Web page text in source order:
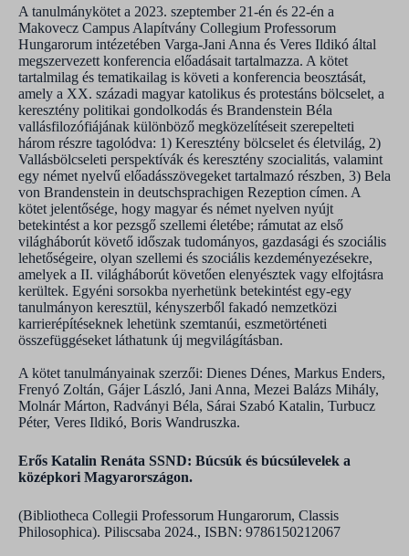
A tanulmánykötet a 2023. szeptember 21-én és 22-én a
Makovecz Campus Alapítvány Collegium Professorum
Hungarorum intézetében Varga-Jani Anna és Veres Ildikó által
megszervezett konferencia előadásait tartalmazza. A kötet
tartalmilag és tematikailag is követi a konferencia beosztását,
amely a XX. századi magyar katolikus és protestáns bölcselet, a
keresztény politikai gondolkodás és Brandenstein Béla
vallásfilozófiájának különböző megközelítéseit szerepelteti
három részre tagolódva: 1) Keresztény bölcselet és életvilág, 2)
Vallásbölcseleti perspektívák és keresztény szocialitás, valamint
egy német nyelvű előadásszövegeket tartalmazó részben, 3) Bela
von Brandenstein in deutschsprachigen Rezeption címen. A
kötet jelentősége, hogy magyar és német nyelven nyújt
betekintést a kor pezsgő szellemi életébe; rámutat az első
világháborút követő időszak tudományos, gazdasági és szociális
lehetőségeire, olyan szellemi és szociális kezdeményezésekre,
amelyek a II. világháborút követően elenyésztek vagy elfojtásra
kerültek. Egyéni sorsokba nyerhetünk betekintést egy-egy
tanulmányon keresztül, kényszerből fakadó nemzetközi
karrierépítéseknek lehetünk szemtanúi, eszmetörténeti
összefüggéseket láthatunk új megvilágításban.
A kötet tanulmányainak szerzői: Dienes Dénes, Markus Enders,
Frenyó Zoltán, Gájer László, Jani Anna, Mezei Balázs Mihály,
Molnár Márton, Radványi Béla, Sárai Szabó Katalin, Turbucz
Péter, Veres Ildikó, Boris Wandruszka.
Erős Katalin Renáta SSND: Búcsúk és búcsúlevelek a
középkori Magyarországon.
(Bibliotheca Collegii Professorum Hungarorum, Classis
Philosophica). Piliscsaba 2024., ISBN: 9786150212067